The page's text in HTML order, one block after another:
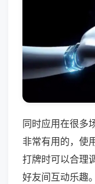
同时应用在很多
非常有用的，使
打牌时可以合理
好友间互动乐趣。